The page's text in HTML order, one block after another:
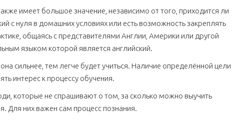
имеет большое значение, независимо от того, приходится ли
с нуля в домашних условиях или есть возможность закреплять
общаясь с представителями Англии, Америки или другой
языком которой является английский.
сильнее, тем легче будет учиться. Наличие определённой цели
интерес к процессу обучения.
которые не спрашивают о том, за сколько можно выучить
Для них важен сам процесс познания.